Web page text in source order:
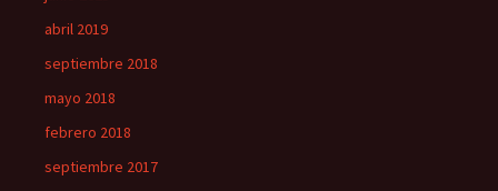
abril 2019
septiembre 2018
mayo 2018
febrero 2018
septiembre 2017